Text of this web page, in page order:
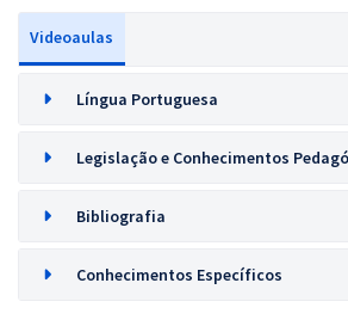
Videoaulas
Língua Portuguesa
Legislação e Conhecimentos
Bibliografia
Conhecimentos Específicos